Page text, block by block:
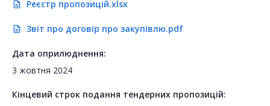
description Реєстр пропозицій.xlsx
description Звіт про договір про закупівлю.pdf
Дата оприлюднення:
3 жовтня 2024
Кінцевий строк подання тендерних пропозицій: